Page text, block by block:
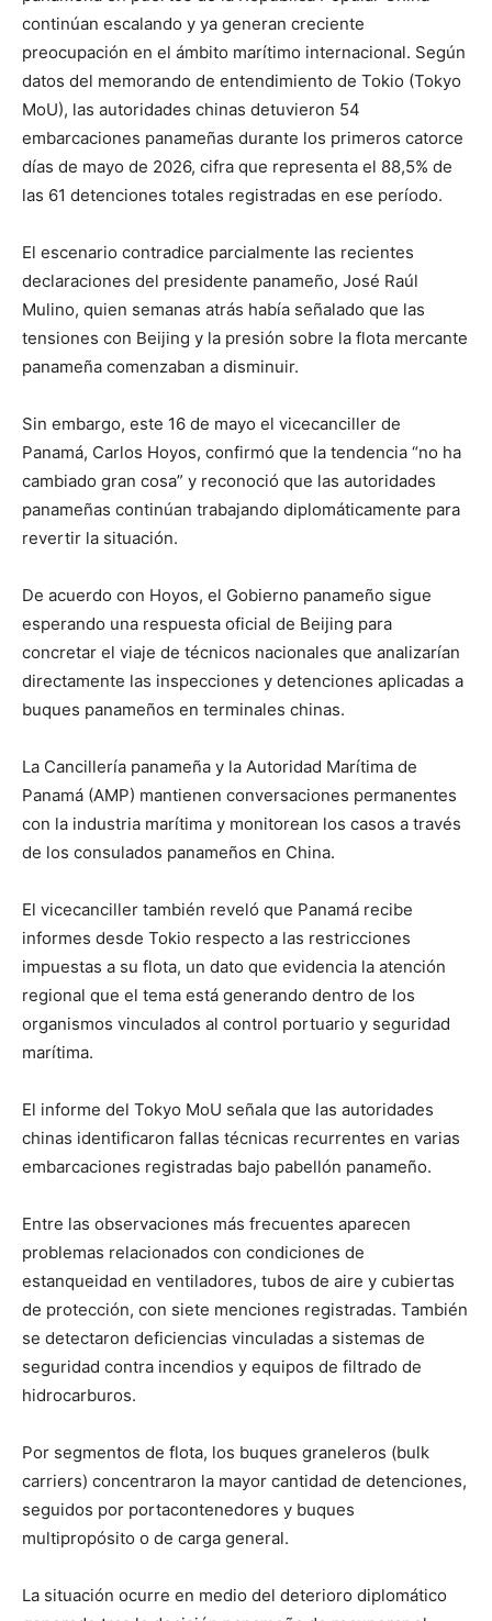
continúan escalando y ya generan creciente
preocupación en el ámbito marítimo internacional. Según
datos del memorando de entendimiento de Tokio (Tokyo
MoU), las autoridades chinas detuvieron 54
embarcaciones panameñas durante los primeros catorce
días de mayo de 2026, cifra que representa el 88,5% de
las 61 detenciones totales registradas en ese período.
El escenario contradice parcialmente las recientes
declaraciones del presidente panameño, José Raúl
Mulino, quien semanas atrás había señalado que las
tensiones con Beijing y la presión sobre la flota mercante
panameña comenzaban a disminuir.
Sin embargo, este 16 de mayo el vicecanciller de
Panamá, Carlos Hoyos, confirmó que la tendencia “no ha
cambiado gran cosa” y reconoció que las autoridades
panameñas continúan trabajando diplomáticamente para
revertir la situación.
De acuerdo con Hoyos, el Gobierno panameño sigue
esperando una respuesta oficial de Beijing para
concretar el viaje de técnicos nacionales que analizarían
directamente las inspecciones y detenciones aplicadas a
buques panameños en terminales chinas.
La Cancillería panameña y la Autoridad Marítima de
Panamá (AMP) mantienen conversaciones permanentes
con la industria marítima y monitorean los casos a través
de los consulados panameños en China.
El vicecanciller también reveló que Panamá recibe
informes desde Tokio respecto a las restricciones
impuestas a su flota, un dato que evidencia la atención
regional que el tema está generando dentro de los
organismos vinculados al control portuario y seguridad
marítima.
El informe del Tokyo MoU señala que las autoridades
chinas identificaron fallas técnicas recurrentes en varias
embarcaciones registradas bajo pabellón panameño.
Entre las observaciones más frecuentes aparecen
problemas relacionados con condiciones de
estanqueidad en ventiladores, tubos de aire y cubiertas
de protección, con siete menciones registradas. También
se detectaron deficiencias vinculadas a sistemas de
seguridad contra incendios y equipos de filtrado de
hidrocarburos.
Por segmentos de flota, los buques graneleros (bulk
carriers) concentraron la mayor cantidad de detenciones,
seguidos por portacontenedores y buques
multipropósito o de carga general.
La situación ocurre en medio del deterioro diplomático